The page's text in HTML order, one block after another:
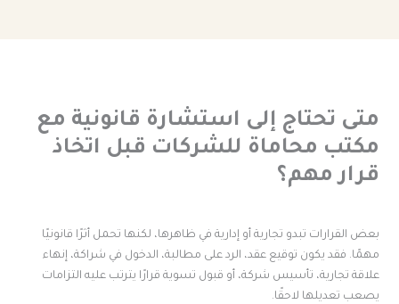
تحتاج إلى استشارة قانونية مع
محاماة للشركات قبل اتخاذ
مهم؟
القرارات تبدو تجارية أو إدارية في ظاهرها، لكنها تحمل أثرًا قانونيًا
فقد يكون توقيع عقد، الرد على مطالبة، الدخول في شراكة، إنهاء
تجارية، تأسيس شركة، أو قبول تسوية قرارًا يترتب عليه التزامات
تعديلها لاحقًا.